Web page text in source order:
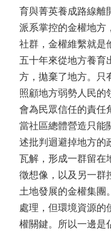
育與菁英養成路線離
派系掌控的金權地方
社群，金權維繫就是
五十年來從地方養育
方，拋棄了地方。只
照顧地方弱勢人民的
會為民眾信任的責任
當社區總體營造只能
述批判迴避掉地方的
瓦解，形成一群留在
徵想像，以及另一群
土地發展的金權集團
處理，但環境資源的
權關鍵。所以一邊是